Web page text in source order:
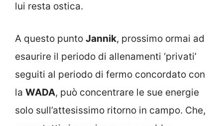
lui resta ostica.
A questo punto Jannik, prossimo ormai ad
esaurire il periodo di allenamenti ‘privati’
seguiti al periodo di fermo concordato con
la WADA, può concentrare le sue energie
solo sull’attesissimo ritorno in campo. Che,